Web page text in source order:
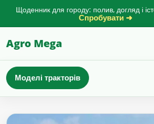
Щоденник для городу: полив, догляд і
Спробувати ➜
Agro Mega
Моделі тракторів